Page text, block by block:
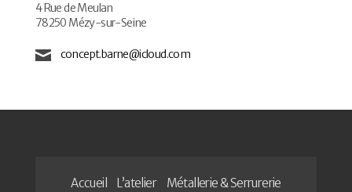
4 Rue de Meulan
78250 Mézy-sur-Seine
concept.barne@icloud.com
Accueil L’atelier
Métallerie & Serrurerie